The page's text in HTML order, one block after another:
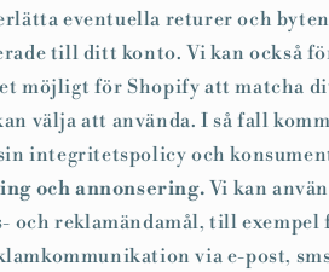
eventuella returer och
till ditt konto. Vi kan också
möjligt för Shopify att matcha
välja att använda. I så fall
integritetspolicy och
och annonsering. Vi kan
och reklamändamål, till
via e-post,